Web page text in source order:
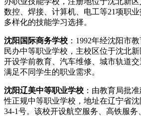
数控、焊接、计算机、电工等21项职
多样化的技能学习选择。
沈阳国际商务学校 ：1992年经沈阳市
民办中等职业学校，主校区位于沈北
开设学前教育、汽车维修、城市轨道交
满足不同学生的职业需求。
沈阳辽美中等职业学校 ：由教育局批
性正规中等职业学校，地址在辽宁省
34-1号。该校开设航空服务、高铁服